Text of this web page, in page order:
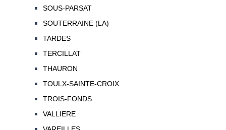
SOUS-PARSAT
SOUTERRAINE (LA)
TARDES
TERCILLAT
THAURON
TOULX-SAINTE-CROIX
TROIS-FONDS
VALLIERE